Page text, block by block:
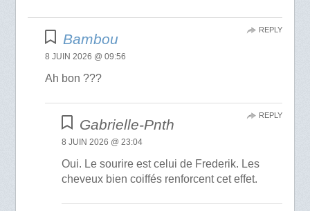
Bambou
8 JUIN 2026 @ 09:56
Ah bon ???
REPLY
Gabrielle-Pnth
8 JUIN 2026 @ 23:04
Oui. Le sourire est celui de Frederik. Les
cheveux bien coiffés renforcent cet effet.
REPLY